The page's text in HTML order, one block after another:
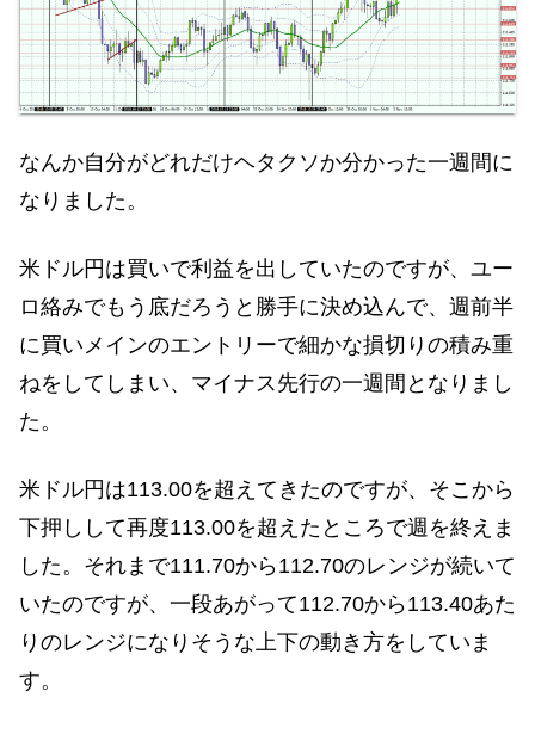
なんか自分がどれだけヘタクソか分かった一週間に
なりました。
米ドル円は買いで利益を出していたのですが、ユー
ロ絡みでもう底だろうと勝手に決め込んで、週前半
に買いメインのエントリーで細かな損切りの積み重
ねをしてしまい、マイナス先行の一週間となりまし
た。
米ドル円は113.00を超えてきたのですが、そこから
下押しして再度113.00を超えたところで週を終えま
した。それまで111.70から112.70のレンジが続いて
いたのですが、一段あがって112.70から113.40あた
りのレンジになりそうな上下の動き方をしていま
す。